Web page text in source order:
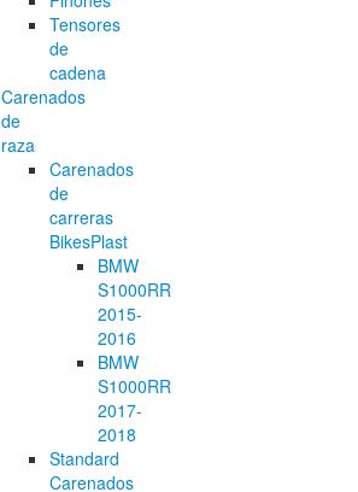
Tensores
de
cadena
Carenados
de
raza
Carenados
de
carreras
BikesPlast
BMW
S1000RR
2015-
2016
BMW
S1000RR
2017-
2018
Standard
Carenados